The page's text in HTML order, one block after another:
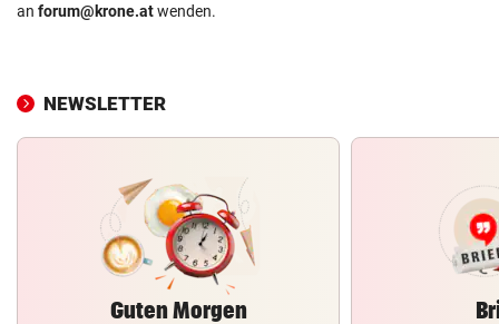
an forum@krone.atwenden.
NEWSLETTER
Guten Morgen